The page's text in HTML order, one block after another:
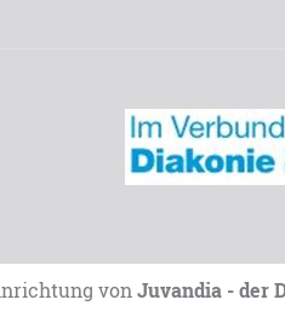
von Juvandia - der